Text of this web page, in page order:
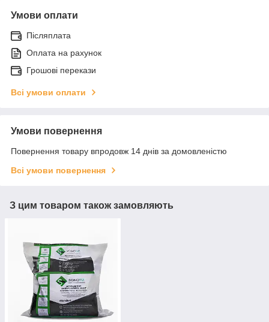
Умови оплати
Післяплата
Оплата на рахунок
Грошові перекази
Всі умови оплати
Умови повернення
Повернення товару впродовж 14 днів за домовленістю
Всі умови повернення
З цим товаром також замовляють